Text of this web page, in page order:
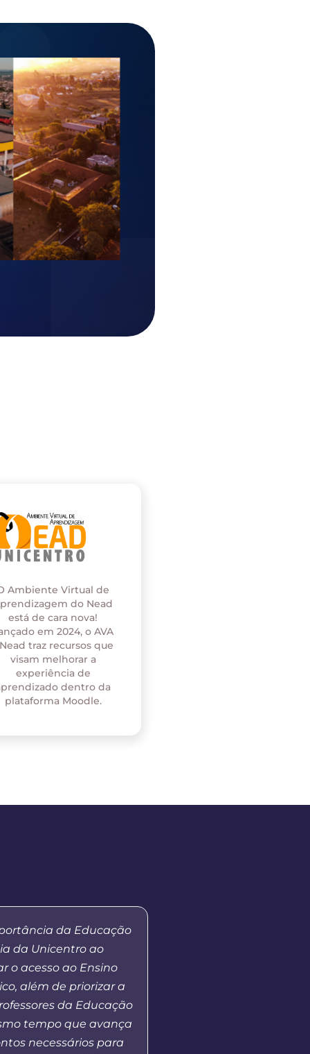
Ambiente Virtual de
do Nead
está de cara nova!
em 2024, o AVA
traz recursos que
visam melhorar a
experiência de
dentro da
plataforma Moodle.
da Educação
da Unicentro ao
o acesso ao Ensino
além de priorizar a
da Educação
tempo que avança
necessários para